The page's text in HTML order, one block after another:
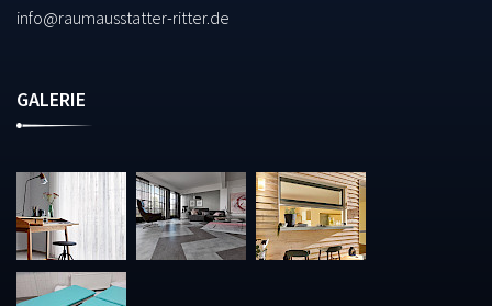
info@raumausstatter-ritter.de
GALERIE